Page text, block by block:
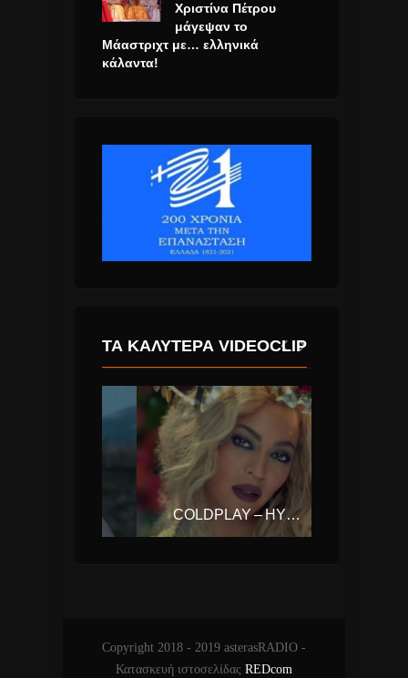
Χριστίνα Πέτρου
μάγεψαν το
Μάαστριχτ με… ελληνικά
κάλαντα!
ΤΑ ΚΑΛΎΤΕΡΑ VIDEOCLIP
COLDPLAY – HYMN FOR THE WEEKEND FT. BEYONCE
Copyright 2018 - 2019 asterasRADIO -
Κατασκευή ιστοσελίδας REDcom